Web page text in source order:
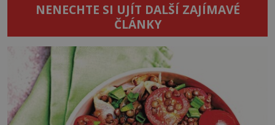
NENECHTE SI UJÍT DALŠÍ ZAJÍMAVÉ
ČLÁNKY